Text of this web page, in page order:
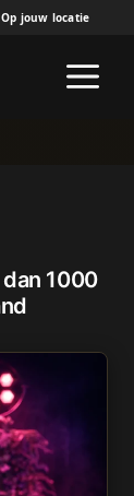
Op jouw locatie
1000